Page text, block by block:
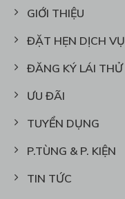
GIỚI THIỆU
ĐẶT HẸN DỊCH VỤ
ĐĂNG KÝ LÁI THỬ
ƯU ĐÃI
TUYỂN DỤNG
P.TÙNG & P. KIỆN
TIN TỨC